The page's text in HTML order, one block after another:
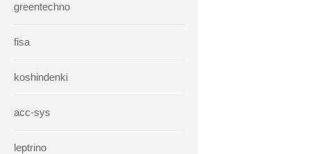
greentechno
fisa
koshindenki
acc-sys
leptrino